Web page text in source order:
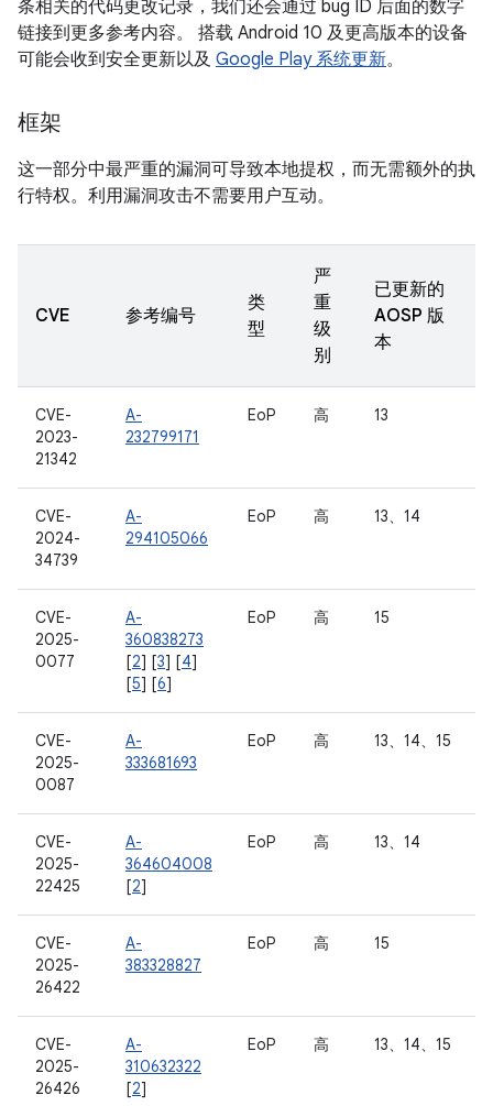
条相关的代码更改记录，我们还会通过 bug ID 后面的数字
链接到更多参考内容。 搭载 Android 10 及更高版本的设备
可能会收到安全更新以及 Google Play 系统更新。
框架
这一部分中最严重的漏洞可导致本地提权，而无需额外的执
行特权。利用漏洞攻击不需要用户互动。
CVE 参考编号
类
型
严
重
级
别
已更新的
AOSP 版
本
CVE-
2023-
21342
A-
232799171
EoP 高 13
CVE-
2024-
34739
A-
294105066
EoP 高 13、14
CVE-
2025-
0077
A-
360838273
[2] [3] [4]
[5] [6]
EoP 高 15
CVE-
2025-
0087
A-
333681693
EoP 高 13、14、15
CVE-
2025-
22425
A-
364604008
[2]
EoP 高 13、14
CVE-
2025-
26422
A-
383328827
EoP 高 15
CVE-
2025-
26426
A-
310632322
[2]
EoP 高 13、14、15